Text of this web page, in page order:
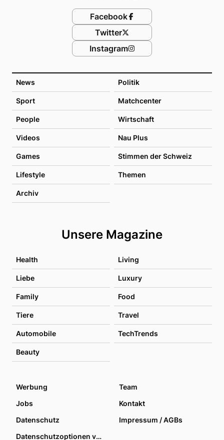
News Politik
Sport Matchcenter
People Wirtschaft
Videos Nau Plus
Games Stimmen der Schweiz
Lifestyle Themen
Archiv
Unsere Magazine
Health Living
Liebe Luxury
Family Food
Tiere Travel
Automobile TechTrends
Beauty
Facebook
Twitter
Instagram
Werbung
Team
Jobs
Kontakt
Datenschutz
Impressum / AGBs
Datenschutzoptionen verwalten